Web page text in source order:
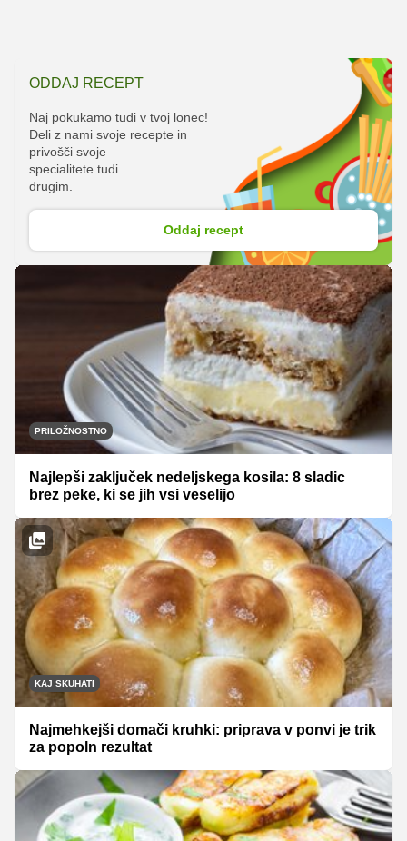
ODDAJ RECEPT
Naj pokukamo tudi v tvoj lonec!
Deli z nami svoje recepte in
privošči svoje
specialitete tudi
drugim.
Oddaj recept
PRILOŽNOSTNO
Najlepši zaključek nedeljskega kosila: 8 sladic
brez peke, ki se jih vsi veselijo
KAJ SKUHATI
Najmehkejši domači kruhki: priprava v ponvi je trik
za popoln rezultat